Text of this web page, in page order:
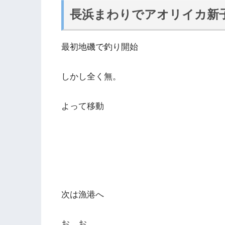
長浜まわりでアオリイカ新
最初地磯で釣り開始
しかし全く無。
よって移動
次は漁港へ